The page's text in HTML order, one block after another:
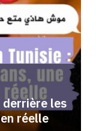
derrière les
réelle